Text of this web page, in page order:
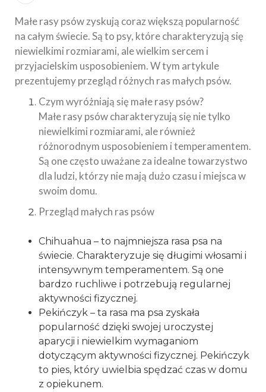
Małe rasy psów zyskują coraz większą popularność
na całym świecie. Są to psy, które charakteryzują się
niewielkimi rozmiarami, ale wielkim sercem i
przyjacielskim usposobieniem. W tym artykule
prezentujemy przegląd różnych ras małych psów.
Czym wyróżniają się małe rasy psów?
Małe rasy psów charakteryzują się nie tylko
niewielkimi rozmiarami, ale również
różnorodnym usposobieniem i temperamentem.
Są one często uważane za idealne towarzystwo
dla ludzi, którzy nie mają dużo czasu i miejsca w
swoim domu.
Przegląd małych ras psów
Chihuahua – to najmniejsza rasa psa na
świecie. Charakteryzuje się długimi włosami i
intensywnym temperamentem. Są one
bardzo ruchliwe i potrzebują regularnej
aktywności fizycznej.
Pekińczyk – ta rasa ma psa zyskała
popularność dzięki swojej uroczystej
aparycji i niewielkim wymaganiom
dotyczącym aktywności fizycznej. Pekińczyk
to pies, który uwielbia spędzać czas w domu
z opiekunem.